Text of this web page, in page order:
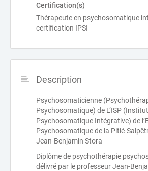
Certification(s)
Thérapeute en psychosomatique
certification IPSI
Description
Psychosomaticienne
Psychosomatique) de L’ISP
Psychosomatique Intégrative) de
Psychosomatique de la Pitié-
Jean-Benjamin Stora
Diplôme de psychothérapie
délivré par le professeur Jean-